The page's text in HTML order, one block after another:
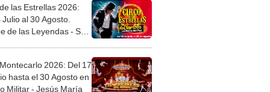
las Estrellas 2026:
Julio al 30 Agosto.
de las Leyendas - San
2026: Del 17
hasta el 30 Agosto en
Militar - Jesús María